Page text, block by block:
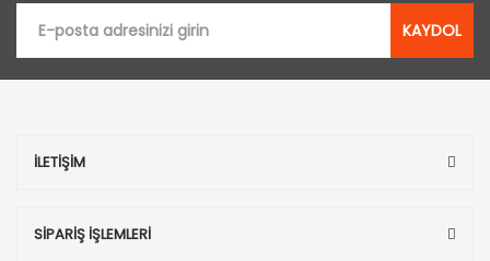
KAYDOL
İLETİŞİM
SİPARİŞ İŞLEMLERİ